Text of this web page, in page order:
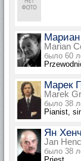
Marian
было 60
Марек
Marek
было 38
Pianist,
Ян Хенч
Jan
было 38